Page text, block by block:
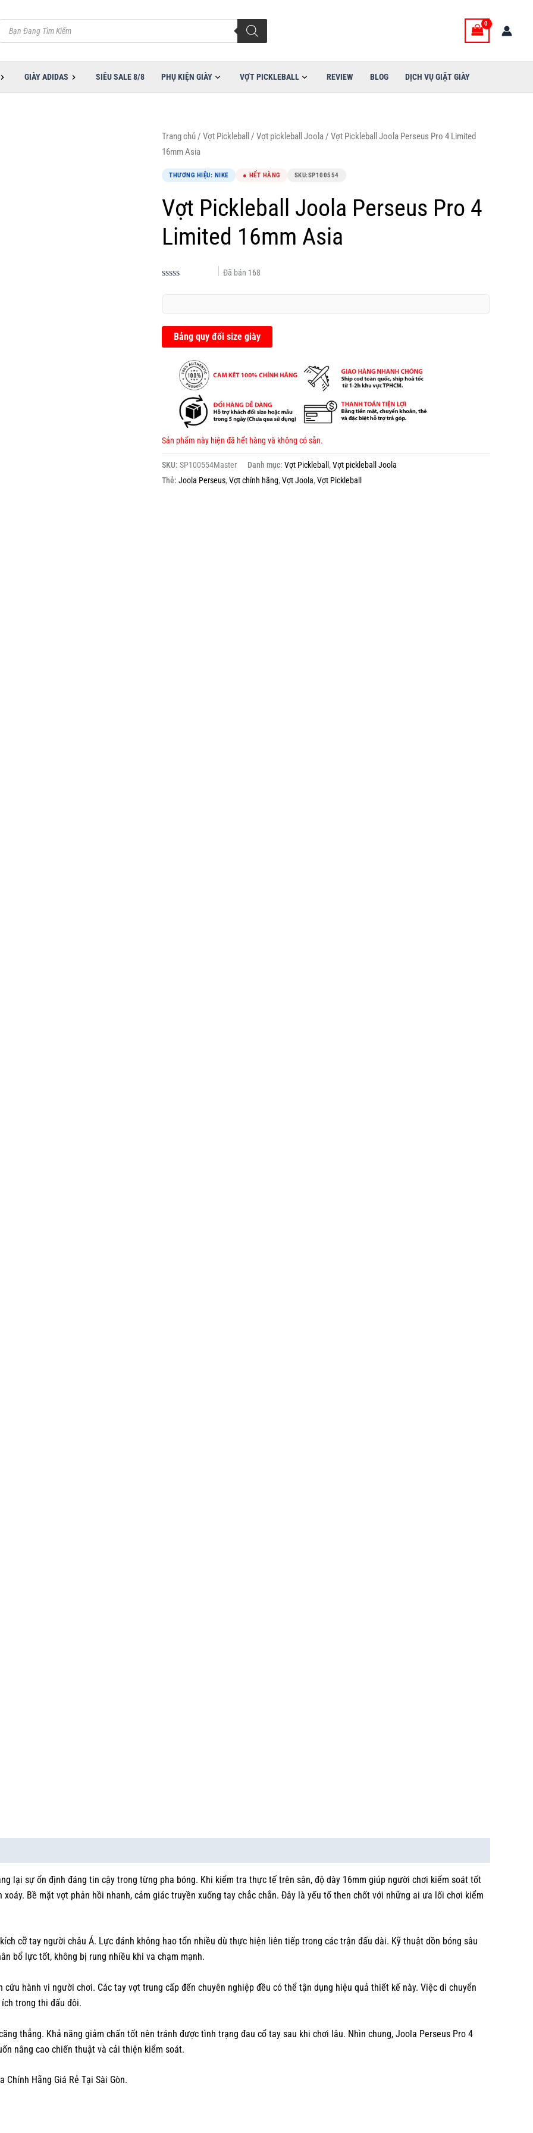
Tìm
kiếm
sản
GIÀY ADIDAS SIÊU SALE 8/8 PHỤ KIỆN GIÀY VỢT PICKLEBALL REVIEW BLOG DỊCH VỤ GIẶT GIÀY
Trang chủ/ Vợt Pickleball / Vợt pickleball Joola/ Vợt Pickleball Joola Perseus Pro 4 Limited
16mm Asia
THƯƠNG HIỆU: NIKE ● HẾT HÀNG SKU:SP100554
Vợt Pickleball Joola Perseus Pro 4
Limited 16mm Asia
xếp
0.0
5
Đã bán 168
Bảng quy đổi size giày
Sản phẩm này hiện đã hết hàng và không có sẵn.
SKU: SP100554Master Danh mục: Vợt Pickleball,Vợt pickleball Joola
Thẻ: Joola Perseus,Vợt chính hãng,Vợt Joola,Vợt Pickleball
lại sự ổn định đáng tin cậy trong từng pha bóng. Khi kiểm tra thực tế trên sân, độ dày 16mm giúp người chơi kiểm soát tốt
Bề mặt vợt phản hồi nhanh, cảm giác truyền xuống tay chắc chắn. Đây là yếu tố then chốt với những ai ưa lối chơi kiểm
cỡ tay người châu Á. Lực đánh không hao tổn nhiều dù thực hiện liên tiếp trong các trận đấu dài. Kỹ thuật dồn bóng sâu
bổ lực tốt, không bị rung nhiều khi va chạm mạnh.
hành vi người chơi. Các tay vợt trung cấp đến chuyên nghiệp đều có thể tận dụng hiệu quả thiết kế này. Việc di chuyển
trong thi đấu đôi.
thẳng. Khả năng giảm chấn tốt nên tránh được tình trạng đau cổ tay sau khi chơi lâu. Nhìn chung, Joola Perseus Pro 4
nâng cao chiến thuật và cải thiện kiểm soát.
Hãng Giá Rẻ Tại Sài Gòn.